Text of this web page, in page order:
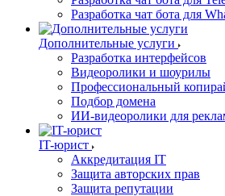
Разработка чат бота для
Дополнительные услуги
Разработка интерфейсов
Видеоролики и шоурилы
Профессиональный
Подбор домена
ИИ-видеоролики для
IT-юрист
Аккредитация IT
Защита авторских прав
Защита репутации